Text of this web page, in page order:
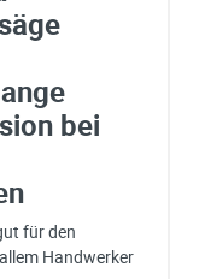
bei
für den
Handwerker